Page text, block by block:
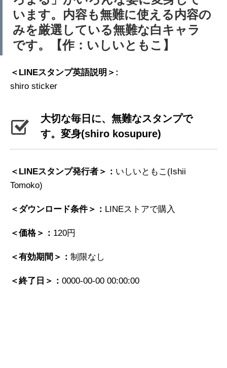
います。内容も無難に使える内容の
みを厳選している無難な白キャラ
です。【作：いしいともこ】
＜LINEスタンプ英語説明＞:
shiro sticker
大切な毎日に、無難なスタンプで
す。変身(shiro kosupure)
＜LINEスタンプ発行者＞： いしいともこ(Ishii
Tomoko)
＜ダウンロード条件＞： LINEストアで購入
＜価格＞： 120円
＜有効期間＞： 制限なし
＜終了日＞： 0000-00-00 00:00:00